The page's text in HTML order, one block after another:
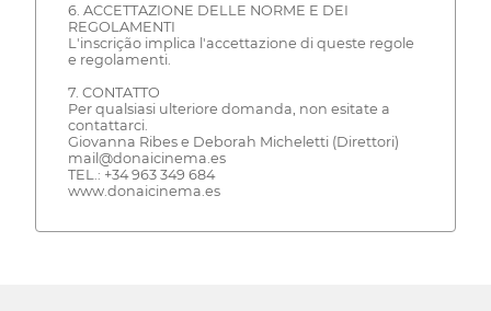
6. ACCETTAZIONE DELLE NORME E DEI
REGOLAMENTI
L'inscrição implica l'accettazione di queste regole
e regolamenti.
7. CONTATTO
Per qualsiasi ulteriore domanda, non esitate a
contattarci.
Giovanna Ribes e Deborah Micheletti (Direttori)
mail@donaicinema.es
TEL.: +34 963 349 684
www.donaicinema.es